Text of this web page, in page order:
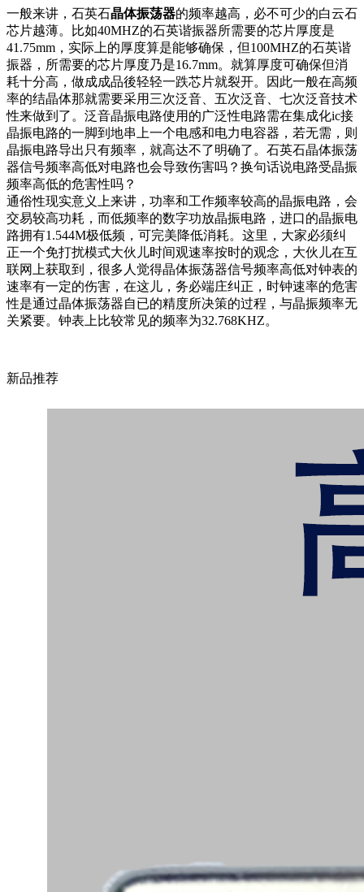
一般来讲，石英石晶体振荡器的频率越高，必不可少的白云石
芯片越薄。比如40MHZ的石英谐振器所需要的芯片厚度是
41.75mm，实际上的厚度算是能够确保，但100MHZ的石英谐
振器，所需要的芯片厚度乃是16.7mm。就算厚度可确保但消
耗十分高，做成成品後轻轻一跌芯片就裂开。因此一般在高频
率的结晶体那就需要采用三次泛音、五次泛音、七次泛音技术
性来做到了。泛音晶振电路使用的广泛性电路需在集成化ic接
晶振电路的一脚到地串上一个电感和电力电容器，若无需，则
晶振电路导出只有频率，就高达不了明确了。石英石晶体振荡
器信号频率高低对电路也会导致伤害吗？换句话说电路受晶振
频率高低的危害性吗？
通俗性现实意义上来讲，功率和工作频率较高的晶振电路，会
交易较高功耗，而低频率的数字功放晶振电路，进口的晶振电
路拥有1.544M极低频，可完美降低消耗。这里，大家必须纠
正一个免打扰模式大伙儿时间观速率按时的观念，大伙儿在互
联网上获取到，很多人觉得晶体振荡器信号频率高低对钟表的
速率有一定的伤害，在这儿，务必端庄纠正，时钟速率的危害
性是通过晶体振荡器自已的精度所决策的过程，与晶振频率无
关紧要。钟表上比较常见的频率为32.768KHZ。
新品推荐